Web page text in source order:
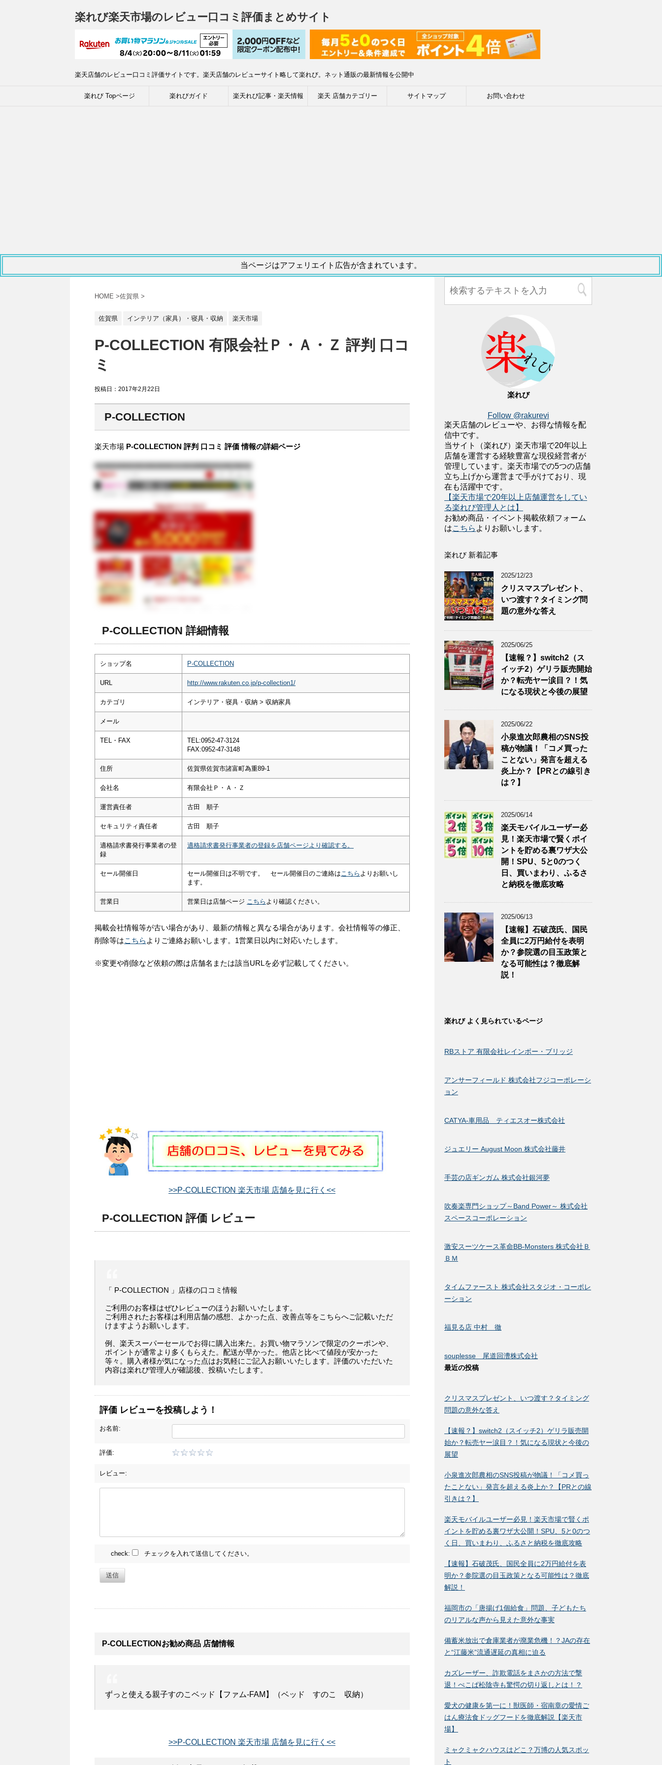
楽れび楽天市場のレビュー口コミ評価まとめサイト
楽天店舗のレビュー口コミ評価サイトです。楽天店舗のレビューサイト略して楽れび。ネット通販の最新情報を公開中
楽れび Topページ 楽れびガイド 楽天れび記事・楽天情報 楽天 店舗カテゴリー サイトマップ お問い合わせ
当ページはアフェリエイト広告が含まれています。
HOME >佐賀県 >
佐賀県 インテリア（家具）・寝具・収納 楽天市場
P-COLLECTION 有限会社Ｐ・Ａ・Ｚ 評判 口コ
ミ
投稿日： 2017年2月22日
P-COLLECTION
楽天市場 P-COLLECTION 評判 口コミ 評価 情報の詳細ページ
P-COLLECTION 詳細情報
ショップ名 P-COLLECTION
URL http://www.rakuten.co.jp/p-collection1/
カテゴリ インテリア・寝具・収納 > 収納家具
メール
TEL・FAX
TEL:0952-47-3124
FAX:0952-47-3148
住所 佐賀県佐賀市諸富町為重89-1
会社名 有限会社Ｐ・Ａ・Ｚ
運営責任者 古田 順子
セキュリティ責任者 古田 順子
適格請求書発行事業者の登
録
適格請求書発行事業者の登録を店舗ページより確認する。
セール開催日 セール開催日は不明です。 セール開催日のご連絡は こちら よりお願いし
ます。
営業日 営業日は店舗ページ こちら より確認ください。
掲載会社情報等が古い場合があり、最新の情報と異なる場合があります。会社情報等の修正、
削除等はこちら よりご連絡お願いします。1営業日以内に対応いたします。
※変更や削除など依頼の際は店舗名または該当URLを必ず記載してください。
>>P-COLLECTION 楽天市場 店舗を見に行く<<
P-COLLECTION 評価 レビュー
「 P-COLLECTION 」店様の口コミ情報
ご利用のお客様はぜひレビューのほうお願いいたします。
ご利用されたお客様は利用店舗の感想、よかった点、改善点等をこちらへご記載いただ
けますようお願いします。
例、楽天スーパーセールでお得に購入出来た。お買い物マラソンで限定のクーポンや、
ポイントが通常より多くもらえた。配送が早かった。他店と比べて値段が安かった
等々。購入者様が気になった点はお気軽にご記入お願いいたします。評価のいただいた
内容は楽れび管理人が確認後、投稿いたします。
評価 レビューを投稿しよう！
お名前:
評価:
レビュー:
check: チェックを入れて送信してください。
送信
P-COLLECTIONお勧め商品 店舗情報
ずっと使える親子すのこベッド【ファム-FAM】（ベッド すのこ 収納）
>>P-COLLECTION 楽天市場 店舗を見に行く<<
楽れび
Follow @rakurevi
楽天店舗のレビューや、お得な情報を配
信中です。
当サイト（楽れび）楽天市場で20年以上
店舗を運営する経験豊富な現役経営者が
管理しています。楽天市場での5つの店舗
立ち上げから運営まで手がけており、現
在も活躍中です。
【楽天市場で20年以上店舗運営をしてい
る楽れび管理人とは】
お勧め商品・イベント掲載依頼フォーム
はこちら よりお願いします。
楽れび 新着記事
2025/12/23
クリスマスプレゼント、
いつ渡す？タイミング問
題の意外な答え
2025/06/25
【速報？】switch2（ス
イッチ2）ゲリラ販売開始
か？転売ヤー涙目？！気
になる現状と今後の展望
2025/06/22
小泉進次郎農相のSNS投
稿が物議！「コメ買った
ことない」発言を超える
炎上か？【PRとの線引き
は？】
2025/06/14
楽天モバイルユーザー必
見！楽天市場で賢くポイ
ントを貯める裏ワザ大公
開！SPU、5と0のつく
日、買いまわり、ふるさ
と納税を徹底攻略
2025/06/13
【速報】石破茂氏、国民
全員に2万円給付を表明
か？参院選の目玉政策と
なる可能性は？徹底解
説！
楽れび よく見られているページ
RBストア 有限会社レインボー・ブリッジ
アンサーフィールド 株式会社フジコーポレーシ
ョン
CATYA-車用品 ティエスオー株式会社
ジュエリー August Moon 株式会社藤井
手芸の店ギンガム 株式会社銀河夢
吹奏楽専門ショップ～Band Power～ 株式会社
スペースコーポレーション
激安スーツケース革命BB-Monsters 株式会社Ｂ
ＢＭ
タイムファースト 株式会社スタジオ・コーポレ
ーション
福見る店 中村 徹
souplesse 尾道回漕株式会社
最近の投稿
クリスマスプレゼント、いつ渡す？タイミング
問題の意外な答え
【速報？】switch2（スイッチ2）ゲリラ販売開
始か？転売ヤー涙目？！気になる現状と今後の
展望
小泉進次郎農相のSNS投稿が物議！「コメ買っ
たことない」発言を超える炎上か？【PRとの線
引きは？】
楽天モバイルユーザー必見！楽天市場で賢くポ
イントを貯める裏ワザ大公開！SPU、5と0のつ
く日、買いまわり、ふるさと納税を徹底攻略
【速報】石破茂氏、国民全員に2万円給付を表
明か？参院選の目玉政策となる可能性は？徹底
解説！
福岡市の「唐揚げ1個給食」問題、子どもたち
のリアルな声から見えた意外な事実
備蓄米放出で倉庫業者が廃業危機！？JAの存在
と“江藤米”流通遅延の真相に迫る
カズレーザー、詐欺電話をまさかの方法で撃
退！ぺこぱ松陰寺も驚愕の切り返しとは！？
愛犬の健康を第一に！獣医師・宿南章の愛情ご
はん療法食ドッグフードを徹底解説【楽天市
場】
ミャクミャクハウスはどこ？万博の人気スポッ
ト